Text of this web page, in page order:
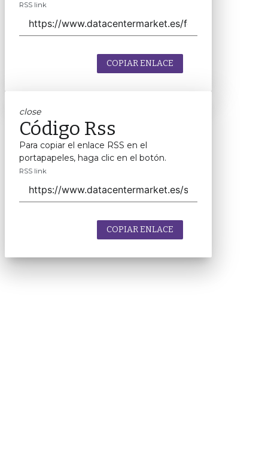
RSS link
COPIAR ENLACE
close
Código Rss
Para copiar el enlace RSS en el
portapapeles, haga clic en el botón.
RSS link
COPIAR ENLACE